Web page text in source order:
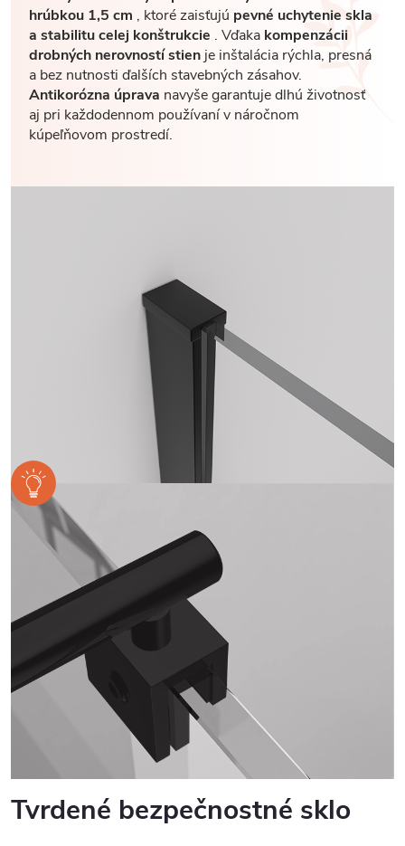
hrúbkou 1,5 cm , ktoré zaisťujú pevné uchytenie skla
a stabilitu celej konštrukcie . Vďaka kompenzácii
drobných nerovností stien je inštalácia rýchla, presná
a bez nutnosti ďalších stavebných zásahov.
Antikorózna úprava navyše garantuje dlhú životnosť
aj pri každodennom používaní v náročnom
kúpeľňovom prostredí.
Tvrdené bezpečnostné sklo